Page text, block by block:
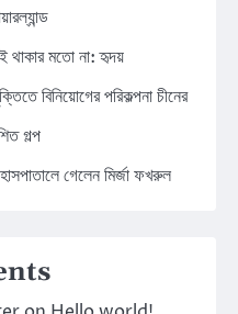
থাকার মতো না: হৃদয়
বিনিয়োগের পরিকল্পনা চীনের
গল্প
গেলেন মির্জা ফখরুল